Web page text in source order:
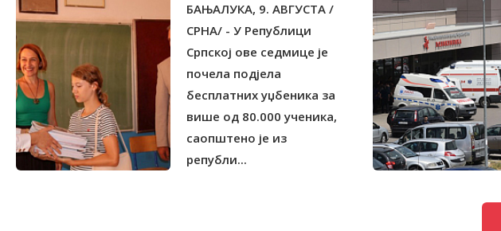
УЧЕНИКА
БАЊАЛУКА, 9. АВГУСТА /
СРНА/ - У Републици
Српској ове седмице је
почела подјела
бесплатних уџбеника за
више од 80.000 ученика,
саопштено је из
републи...